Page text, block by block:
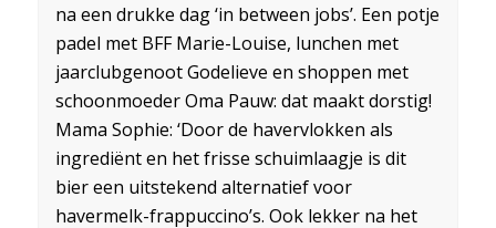
na een drukke dag ‘in between jobs’. Een potje
padel met BFF Marie-Louise, lunchen met
jaarclubgenoot Godelieve en shoppen met
schoonmoeder Oma Pauw: dat maakt dorstig!
Mama Sophie: ‘Door de havervlokken als
ingrediënt en het frisse schuimlaagje is dit
bier een uitstekend alternatief voor
havermelk-frappuccino’s. Ook lekker na het